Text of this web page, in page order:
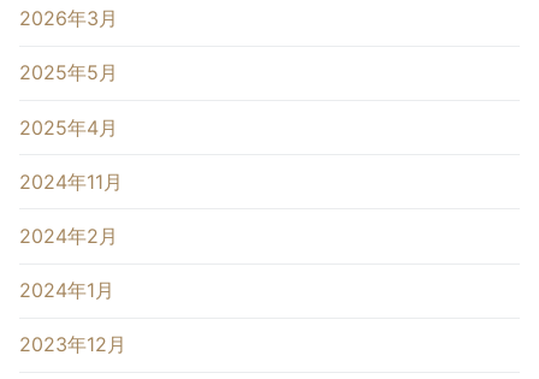
2026年3月
2025年5月
2025年4月
2024年11月
2024年2月
2024年1月
2023年12月